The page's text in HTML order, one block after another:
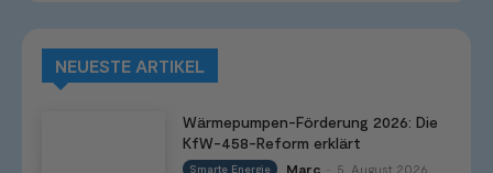
NEUESTE ARTIKEL
Wärmepumpen-Förderung 2026: Die
KfW-458-Reform erklärt
Smarte Energie Marc 5. August 2026